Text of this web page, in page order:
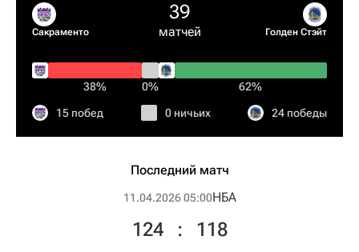
Сакраменто
39
матчей Голден Стэйт
38% 0% 62%
15 побед 0 ничьих 24 победы
Последний матч
11.04.2026 05:00НБА
124 : 118